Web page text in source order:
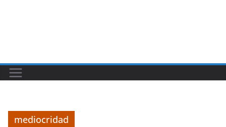
mediocridad